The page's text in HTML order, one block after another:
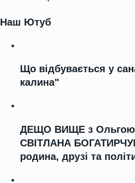
Наш Ютуб
Що відбувається у
калина"
ДЕЩО ВИЩЕ з Ольгою
СВІТЛАНА
родина, друзі та